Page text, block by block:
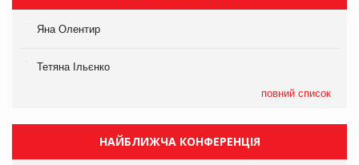
Яна Олентир
Тетяна Ільєнко
повний список
НАЙБЛИЖЧА КОНФЕРЕНЦІЯ